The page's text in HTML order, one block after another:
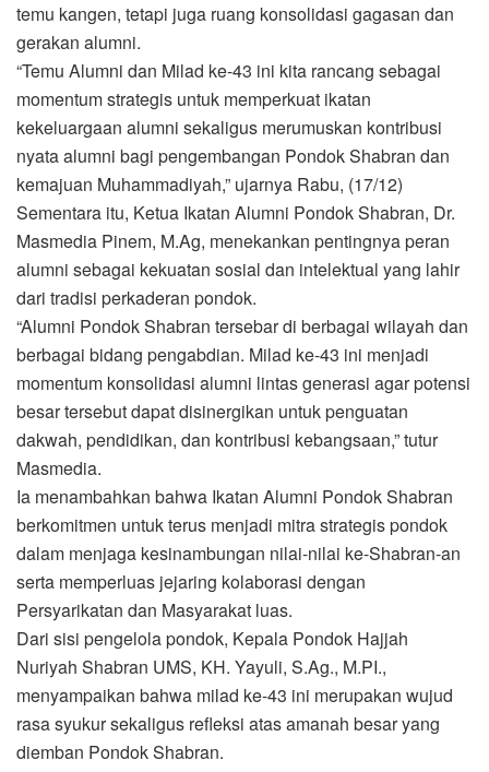
temu kangen, tetapi juga ruang konsolidasi gagasan dan
gerakan alumni.
“Temu Alumni dan Milad ke-43 ini kita rancang sebagai
momentum strategis untuk memperkuat ikatan
kekeluargaan alumni sekaligus merumuskan kontribusi
nyata alumni bagi pengembangan Pondok Shabran dan
kemajuan Muhammadiyah,” ujarnya Rabu, (17/12)
Sementara itu, Ketua Ikatan Alumni Pondok Shabran, Dr.
Masmedia Pinem, M.Ag, menekankan pentingnya peran
alumni sebagai kekuatan sosial dan intelektual yang lahir
dari tradisi perkaderan pondok.
“Alumni Pondok Shabran tersebar di berbagai wilayah dan
berbagai bidang pengabdian. Milad ke-43 ini menjadi
momentum konsolidasi alumni lintas generasi agar potensi
besar tersebut dapat disinergikan untuk penguatan
dakwah, pendidikan, dan kontribusi kebangsaan,” tutur
Masmedia.
Ia menambahkan bahwa Ikatan Alumni Pondok Shabran
berkomitmen untuk terus menjadi mitra strategis pondok
dalam menjaga kesinambungan nilai-nilai ke-Shabran-an
serta memperluas jejaring kolaborasi dengan
Persyarikatan dan Masyarakat luas.
Dari sisi pengelola pondok, Kepala Pondok Hajjah
Nuriyah Shabran UMS, KH. Yayuli, S.Ag., M.PI.,
menyampaikan bahwa milad ke-43 ini merupakan wujud
rasa syukur sekaligus refleksi atas amanah besar yang
diemban Pondok Shabran.